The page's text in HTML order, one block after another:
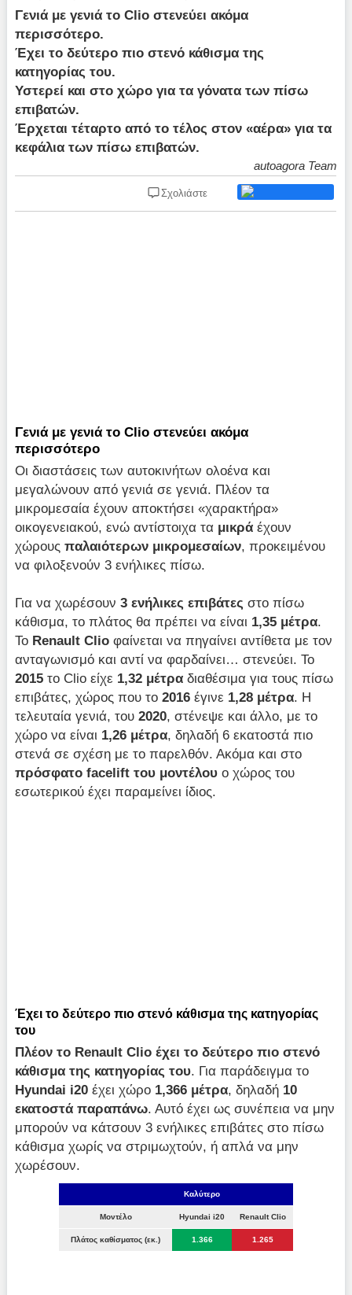
Γενιά με γενιά το Clio στενεύει ακόμα
περισσότερο.
Έχει το δεύτερο πιο στενό κάθισμα της
κατηγορίας του.
Υστερεί και στο χώρο για τα γόνατα των πίσω
επιβατών.
Έρχεται τέταρτο από το τέλος στον «αέρα» για τα
κεφάλια των πίσω επιβατών.
autoagora Team
Σχολιάστε
Γενιά με γενιά το Clio στενεύει ακόμα
περισσότερο
Οι διαστάσεις των αυτοκινήτων ολοένα και
μεγαλώνουν από γενιά σε γενιά. Πλέον τα
μικρομεσαία έχουν αποκτήσει «χαρακτήρα»
οικογενειακού, ενώ αντίστοιχα τα μικρά έχουν
χώρουςπαλαιότερων μικρομεσαίων, προκειμένου
να φιλοξενούν 3 ενήλικες πίσω.
Για να χωρέσουν3 ενήλικες επιβάτες στο πίσω
κάθισμα, το πλάτος θα πρέπει να είναι 1,35 μέτρα.
Το Renault Clio φαίνεται να πηγαίνει αντίθετα με τον
ανταγωνισμό και αντί να φαρδαίνει… στενεύει. Το
2015 το Clio είχε 1,32 μέτρα διαθέσιμα για τους πίσω
επιβάτες, χώρος που το2016 έγινε 1,28 μέτρα. Η
τελευταία γενιά, του2020, στένεψε και άλλο, με το
χώρο να είναι 1,26 μέτρα, δηλαδή 6 εκατοστά πιο
στενά σε σχέση με το παρελθόν. Ακόμα και στο
πρόσφατο facelift του μοντέλουο χώρος του
εσωτερικού έχει παραμείνει ίδιος.
Έχει το δεύτερο πιο στενό κάθισμα της κατηγορίας
του
Πλέον το RenaultClio έχει το δεύτερο πιο στενό
κάθισμα της κατηγορίας του. Για παράδειγμα το
Hyundai i20 έχει χώρο 1,366 μέτρα, δηλαδή 10
εκατοστά παραπάνω. Αυτό έχει ως συνέπεια να μην
μπορούν να κάτσουν 3 ενήλικες επιβάτες στο πίσω
κάθισμα χωρίς να στριμωχτούν, ή απλά να μην
χωρέσουν.
Καλύτερο
Μοντέλο Hyundai i20 Renault Clio
Πλάτος καθίσματος (εκ.) 1.366 1.265